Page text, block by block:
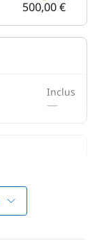
500,00 €
Inclus
—